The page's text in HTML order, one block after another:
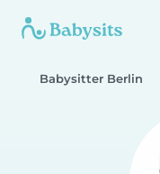
Babysitter Berlin